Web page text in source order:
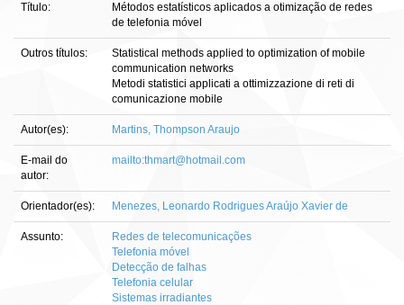
Título:
Métodos estatísticos aplicados a otimização de redes
de telefonia móvel
Outros títulos:
Statistical methods applied to optimization of mobile
communication networks
Metodi statistici applicati a ottimizzazione di reti di
comunicazione mobile
Autor(es): Martins, Thompson Araujo
E-mail do
autor:
mailto:thmart@hotmail.com
Orientador(es): Menezes, Leonardo Rodrigues Araújo Xavier de
Assunto:
Redes de telecomunicações
Telefonia móvel
Detecção de falhas
Telefonia celular
Sistemas irradiantes